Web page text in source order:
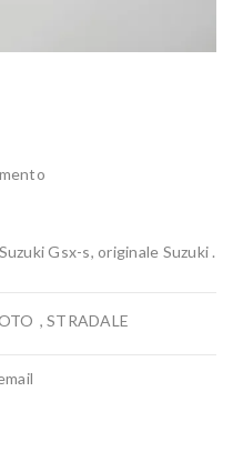
Gsx-s, originale Suzuki .
, STRADALE